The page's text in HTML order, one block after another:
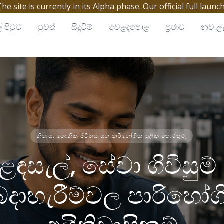
site is currently in its Alpha phase. Our official full
පිටුව පුවත් සිදුවීම් වෙළඳපොළ ප්‍රජාව නව
නිවාස, දෛනික ජීවිතය සහ පාරිභෝගික මූලික තොරතුරු
සේවා